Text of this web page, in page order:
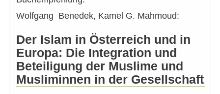
Wolfgang Benedek, Kamel G. Mahmoud:
Der Islam in Österreich und in
Europa: Die Integration und
Beteiligung der Muslime und
Musliminnen in der Gesellschaft